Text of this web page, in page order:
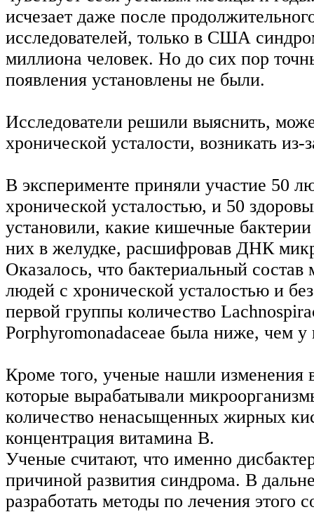
исчезает даже после
исследователей, только в США
миллиона человек. Но до сих пор
появления установлены не были.
Исследователи решили выяснить,
хронической усталости, возникать из-
В эксперименте приняли участие 50
хронической усталостью, и 50
установили, какие кишечные
них в желудке, расшифровав ДНК
Оказалось, что бактериальный
людей с хронической усталостью и
первой группы количество
Porphyromonadaceae была ниже, чем у
Кроме того, ученые нашли изменения
которые вырабатывали
количество ненасыщенных жирных
концентрация витамина B.
Ученые считают, что именно
причиной развития синдрома. В
разработать методы по лечения этого